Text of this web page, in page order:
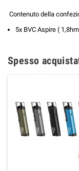
Contenuto della
5x BVC Aspire (
Spesso